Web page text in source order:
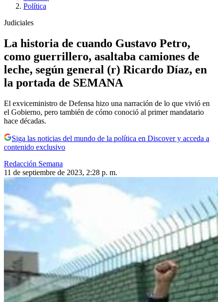
Política
Judiciales
La historia de cuando Gustavo Petro,
como guerrillero, asaltaba camiones de
leche, según general (r) Ricardo Díaz, en
la portada de SEMANA
El exviceministro de Defensa hizo una narración de lo que vivió en
el Gobierno, pero también de cómo conoció al primer mandatario
hace décadas.
Siga las noticias del mundo de la política en Discover y acceda a
contenido exclusivo
Redacción Semana
11 de septiembre de 2023, 2:28 p. m.